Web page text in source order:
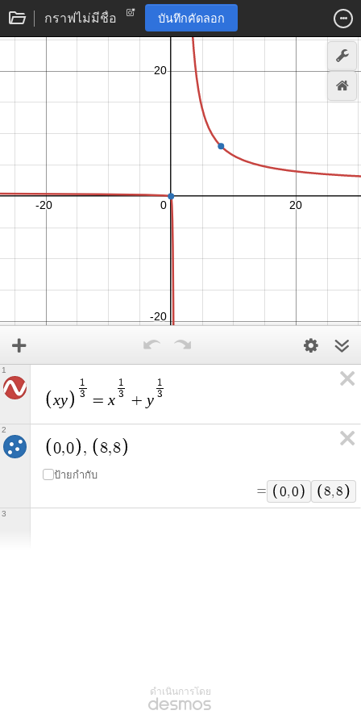
กราฟไม่มีชื่อ บันทึกคัดลอก
xy
1
3
= x
1
3
+ y
1
3
1
0,0 , 8,8
ป้ายกำกับ
= 0,0 8,8
2
3
ดำเนินการโดย